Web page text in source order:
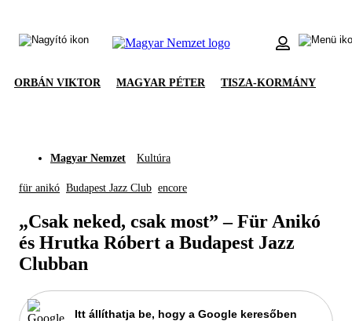
ORBÁN VIKTOR MAGYAR PÉTER TISZA-KORMÁNY
Magyar Nemzet Kultúra
für anikó Budapest Jazz Club encore
„Csak neked, csak most” – Für Anikó
és Hrutka Róbert a Budapest Jazz
Clubban
Itt állíthatja be, hogy a Google keresőben